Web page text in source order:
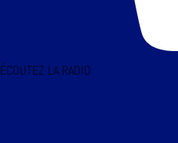
ÉCOUTEZ LA RADIO